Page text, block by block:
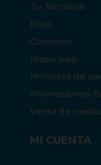
Tu farmacia
Blog
Contacto
Mapa web
Métodos de
Promociones
Venta de
MI CUENTA